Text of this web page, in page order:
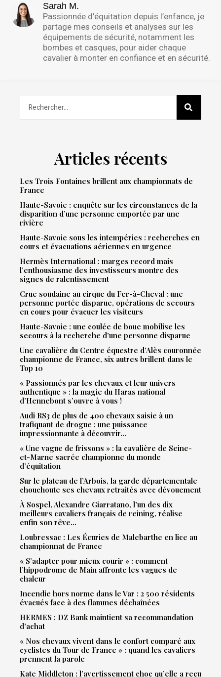
Sarah M.
Passionnée d’équitation depuis l’enfance, je
partage mes conseils et analyses sur les
équipements de sécurité, notamment les
bombes et casques, pour aider chaque
cavalier à monter en confiance et en sécurité.
Articles récents
Les Trois Fontaines brillent aux championnats de
France
Haute-Savoie : enquête sur les circonstances de la
disparition d’une personne emportée par une
rivière
Haute-Savoie sous les intempéries : recherches en
cours et évacuations aériennes en urgence
Hermès International : marges record mais
l’enthousiasme des investisseurs montre des
signes de ralentissement
Crue soudaine au cirque du Fer-à-Cheval : une
personne portée disparue, opérations de secours
en cours pour évacuer les visiteurs
Haute-Savoie : une coulée de boue mobilise les
secours à la recherche d’une personne disparue
Une cavalière du Centre équestre d’Alès couronnée
championne de France, six autres brillent dans le
Top 10
« Passionnés par les chevaux et leur univers
authentique » : la magie du Haras national
d’Hennebont s’ouvre à vous !
Audi RS3 de plus de 400 chevaux saisie à un
trafiquant de drogue : une puissance
impressionnante à découvrir…
« Une vague de frissons » : la cavalière de Seine-
et-Marne sacrée championne du monde
d’équitation
Sur le plateau de l’Arbois, la garde départementale
chouchoute ses chevaux retraités avec dévouement
À Sospel, Alexandre Giarratano, l’un des dix
meilleurs cavaliers français de reining, réalise
enfin son rêve…
Loubressac : Les Écuries de Malebarthe en lice au
championnat de France
« S’adapter pour mieux courir » : comment
l’hippodrome de Main affronte les vagues de
chaleur
Incendie hors norme dans le Var : 2 500 résidents
évacués face à des flammes déchaînées
HERMES : DZ Bank maintient sa recommandation
d’achat
« Nos chevaux vivent dans le confort comparé aux
cyclistes du Tour de France » : quand les cavaliers
prennent la parole
Kate Middleton : l’avertissement choc qu’elle a reçu